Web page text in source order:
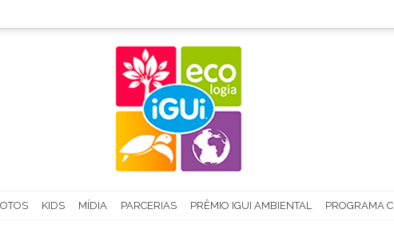
KIDS MÍDIA PARCERIAS PRÊMIO IGUI AMBIENTAL PROGRAMA